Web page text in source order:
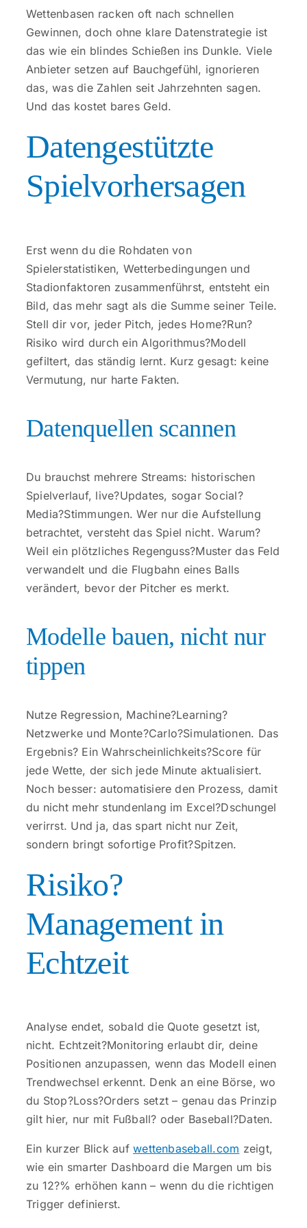
Kontakt
Wettenbasen racken oft nach schnellen
Gewinnen, doch ohne klare Datenstrategie ist
das wie ein blindes Schießen ins Dunkle. Viele
Anbieter setzen auf Bauchgefühl, ignorieren
das, was die Zahlen seit Jahrzehnten sagen.
Und das kostet bares Geld.
Datengestützte
Spielvorhersagen
Erst wenn du die Rohdaten von
Spielerstatistiken, Wetterbedingungen und
Stadionfaktoren zusammenführst, entsteht ein
Bild, das mehr sagt als die Summe seiner Teile.
Stell dir vor, jeder Pitch, jedes Home?Run?
Risiko wird durch ein Algorithmus?Modell
gefiltert, das ständig lernt. Kurz gesagt: keine
Vermutung, nur harte Fakten.
Datenquellen scannen
Du brauchst mehrere Streams: historischen
Spielverlauf, live?Updates, sogar Social?
Media?Stimmungen. Wer nur die Aufstellung
betrachtet, versteht das Spiel nicht. Warum?
Weil ein plötzliches Regenguss?Muster das Feld
verwandelt und die Flugbahn eines Balls
verändert, bevor der Pitcher es merkt.
Modelle bauen, nicht nur
tippen
Nutze Regression, Machine?Learning?
Netzwerke und Monte?Carlo?Simulationen. Das
Ergebnis? Ein Wahrscheinlichkeits?Score für
jede Wette, der sich jede Minute aktualisiert.
Noch besser: automatisiere den Prozess, damit
du nicht mehr stundenlang im Excel?Dschungel
verirrst. Und ja, das spart nicht nur Zeit,
sondern bringt sofortige Profit?Spitzen.
Risiko?
Management in
Echtzeit
Analyse endet, sobald die Quote gesetzt ist,
nicht. Echtzeit?Monitoring erlaubt dir, deine
Positionen anzupassen, wenn das Modell einen
Trendwechsel erkennt. Denk an eine Börse, wo
du Stop?Loss?Orders setzt – genau das Prinzip
gilt hier, nur mit Fußball? oder Baseball?Daten.
Ein kurzer Blick aufwettenbaseball.com zeigt,
wie ein smarter Dashboard die Margen um bis
zu 12?% erhöhen kann – wenn du die richtigen
Trigger definierst.